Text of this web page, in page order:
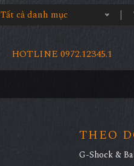
Tất cả danh mục
HOTLINE 0972.12345.1
THEO
G-Shock &